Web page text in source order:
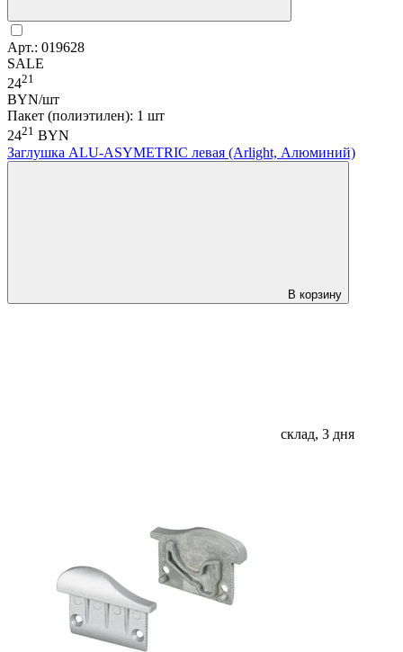
Арт.: 019628
SALE
2421
BYN/шт
Пакет (полиэтилен): 1 шт
2421 BYN
Заглушка ALU-ASYMETRIC левая (Arlight, Алюминий)
В корзину
склад, 3 дня